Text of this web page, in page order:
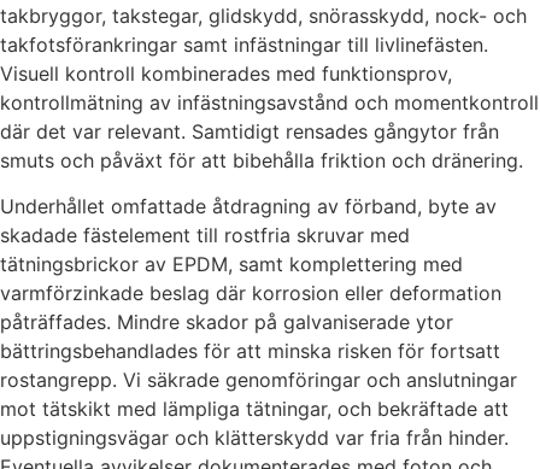
takbryggor, takstegar, glidskydd, snörasskydd, nock- och
takfotsförankringar samt infästningar till livlinefästen.
Visuell kontroll kombinerades med funktionsprov,
kontrollmätning av infästningsavstånd och momentkontroll
där det var relevant. Samtidigt rensades gångytor från
smuts och påväxt för att bibehålla friktion och dränering.
Underhållet omfattade åtdragning av förband, byte av
skadade fästelement till rostfria skruvar med
tätningsbrickor av EPDM, samt komplettering med
varmförzinkade beslag där korrosion eller deformation
påträffades. Mindre skador på galvaniserade ytor
bättringsbehandlades för att minska risken för fortsatt
rostangrepp. Vi säkrade genomföringar och anslutningar
mot tätskikt med lämpliga tätningar, och bekräftade att
uppstigningsvägar och klätterskydd var fria från hinder.